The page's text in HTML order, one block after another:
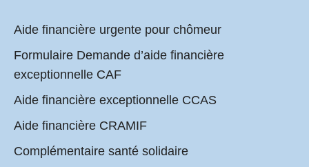
Aide financière urgente pour chômeur
Formulaire Demande d’aide financière
exceptionnelle CAF
Aide financière exceptionnelle CCAS
Aide financière CRAMIF
Complémentaire santé solidaire